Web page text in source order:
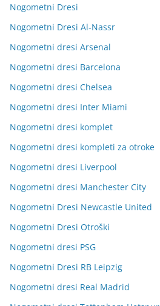
Nogometni Dresi
Nogometni Dresi Al-Nassr
Nogometni dresi Arsenal
Nogometni dresi Barcelona
Nogometni dresi Chelsea
Nogometni dresi Inter Miami
Nogometni dresi komplet
Nogometni dresi kompleti za otroke
Nogometni dresi Liverpool
Nogometni dresi Manchester City
Nogometni Dresi Newcastle United
Nogometni Dresi Otroški
Nogometni dresi PSG
Nogometni Dresi RB Leipzig
Nogometni dresi Real Madrid